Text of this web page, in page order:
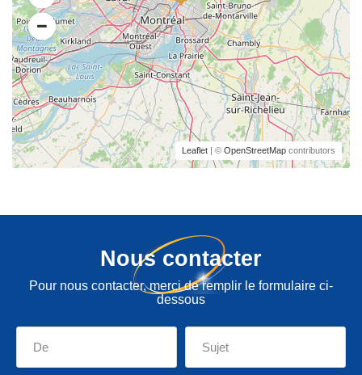
Leaflet | © OpenStreetMap contributors
Nous contacter
Pour nous contacter, merci de remplir le formulaire ci-
dessous